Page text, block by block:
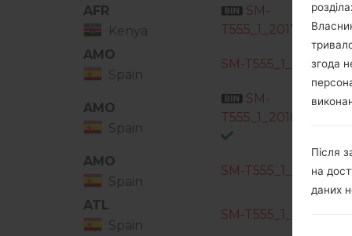
AFR
Kenya
SM-
AMO
Spain
SM-
AMO
Spain
SM-
AMO
Spain
SM-
ATL
Spain
SM-
згода
Після
на
даних